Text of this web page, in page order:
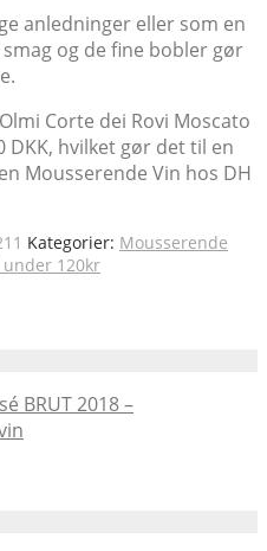
anledninger eller som en
og de fine bobler gør
Corte dei Rovi Moscato
DKK, hvilket gør det til en
Mousserende Vin hos DH
Kategorier: Mousserende
120kr
BRUT 2018 –